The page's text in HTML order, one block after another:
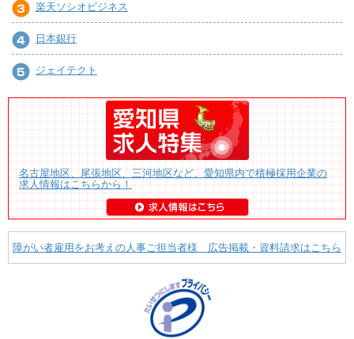
楽天ソシオビジネス
日本銀行
ジェイテクト
名古屋地区、尾張地区、三河地区など、愛知県内で積極採用企業の
求人情報はこちらから！
障がい者雇用をお考えの人事ご担当者様 広告掲載・資料請求はこちら